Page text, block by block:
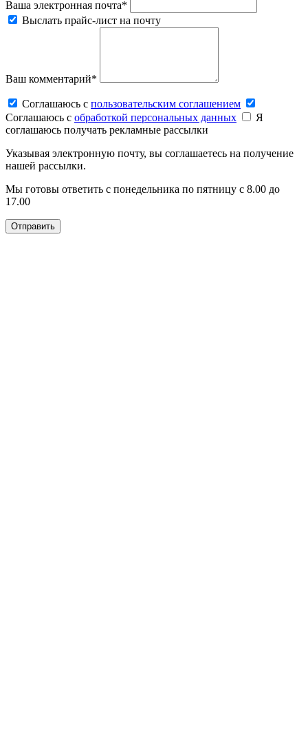
Ваша электронная почта*
Выслать прайс-лист на почту
Ваш комментарий*
Соглашаюсь c пользовательским соглашением
Соглашаюсь c обработкой персональных данных
Я
соглашаюсь получать рекламные рассылки
Указывая электронную почту, вы соглашаетесь на получение
нашей рассылки.
Мы готовы ответить с понедельника по пятницу с 8.00 до
17.00